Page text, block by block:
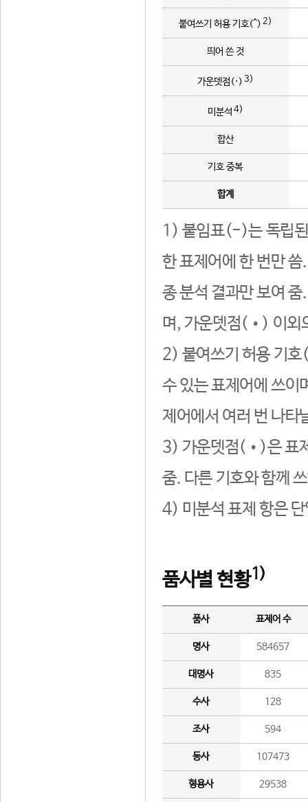
붙여쓰기 허용 기호(^) 2)
띄어 쓴 것
가운뎃점(·) 3)
미분석 4)
합산
기호 중복
합계
1) 붙임표(-)는 독립된
한 표제어에 한 번만
종 분석 결과만 보여
며, 가운뎃점(•) 이외
2) 붙여쓰기 허용 기호
수 있는 표제어에 쓰이
제어에서 여러 번 나타
3) 가운뎃점(•)은 표
줌. 다른 기호와 함께
4) 미분석 표제 항은
품사별 현황1)
품사 표제어 수
명사 584657
대명사 835
수사 128
조사 594
동사 107473
형용사 29538